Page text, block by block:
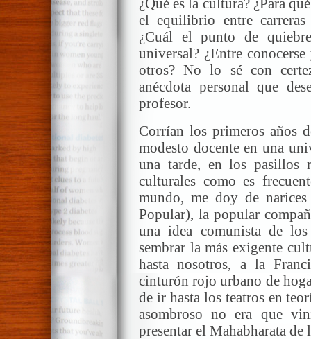
¿Qué es la cultura? ¿Para
el equilibrio entre
¿Cuál el punto de
universal? ¿Entre
otros? No lo sé con
anécdota personal que
profesor.
Corrían los primeros años
modesto docente en una
una tarde, en los pasillos
culturales como es
mundo, me doy de
Popular), la popular
una idea comunista de
sembrar la más exigente
hasta nosotros, a la
cinturón rojo urbano de
de ir hasta los teatros en
asombroso no era que
presentar el Mahabharata de